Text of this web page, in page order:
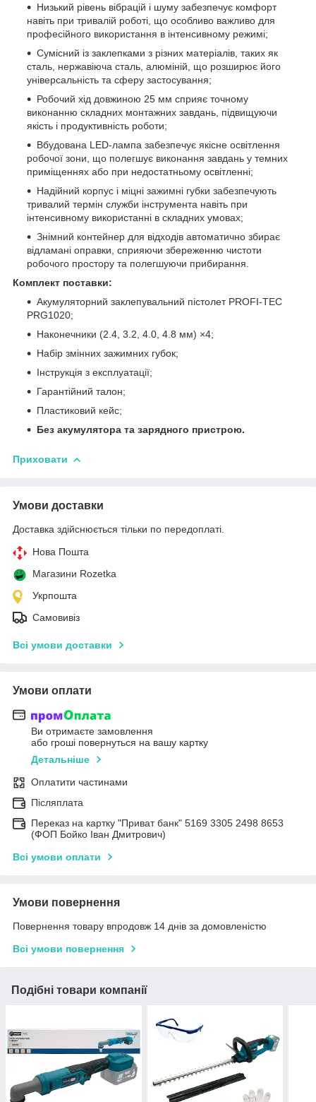
Низький рівень вібрацій і шуму забезпечує комфорт
навіть при тривалій роботі, що особливо важливо для
професійного використання в інтенсивному режимі;
Сумісний із заклепками з різних матеріалів, таких як
сталь, нержавіюча сталь, алюміній, що розширює його
універсальність та сферу застосування;
Робочий хід довжиною 25 мм сприяє точному
виконанню складних монтажних завдань, підвищуючи
якість і продуктивність роботи;
Вбудована LED-лампа забезпечує якісне освітлення
робочої зони, що полегшує виконання завдань у темних
приміщеннях або при недостатньому освітленні;
Надійний корпус і міцні зажимні губки забезпечують
тривалий термін служби інструмента навіть при
інтенсивному використанні в складних умовах;
Знімний контейнер для відходів автоматично збирає
відламані оправки, сприяючи збереженню чистоти
робочого простору та полегшуючи прибирання.
Комплект поставки:
Акумуляторний заклепувальний пістолет PROFI-TEC
PRG1020;
Наконечники (2.4, 3.2, 4.0, 4.8 мм) ×4;
Набір змінних зажимних губок;
Інструкція з експлуатації;
Гарантійний талон;
Пластиковий кейс;
Без акумулятора та зарядного пристрою.
Приховати
Умови доставки
Доставка здійснюється тільки по передоплаті.
Нова Пошта
Магазини Rozetka
Укрпошта
Самовивіз
Всі умови доставки
Умови оплати
Ви отримаєте замовлення
або гроші повернуться на вашу картку
Детальніше
Оплатити частинами
Післяплата
Переказ на картку "Приват банк" 5169 3305 2498 8653
(ФОП Бойко Іван Дмитрович)
Всі умови оплати
Умови повернення
Повернення товару впродовж 14 днів за домовленістю
Всі умови повернення
Подібні товари компанії